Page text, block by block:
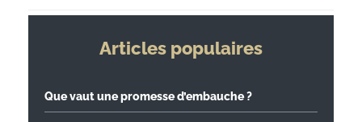
Articles populaires
Que vaut une promesse d’embauche ?